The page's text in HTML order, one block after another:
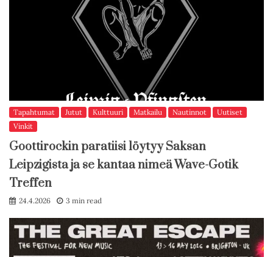
Tapahtumat Jutut Kulttuuri Matkailu Nautinnot
Uutiset
Vinkit
Goottirockin paratiisi löytyy Saksan
Leipzigista ja se kantaa nimeä Wave-Gotik
Treffen
24.4.2026 3 min read